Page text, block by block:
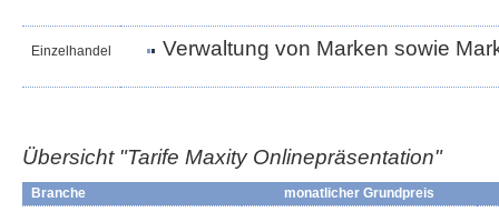
Einzelhandel Verwaltung von Marken sowie
Übersicht "Tarife Maxity Onlinepräsentation"
Branche monatlicher Grundpreis